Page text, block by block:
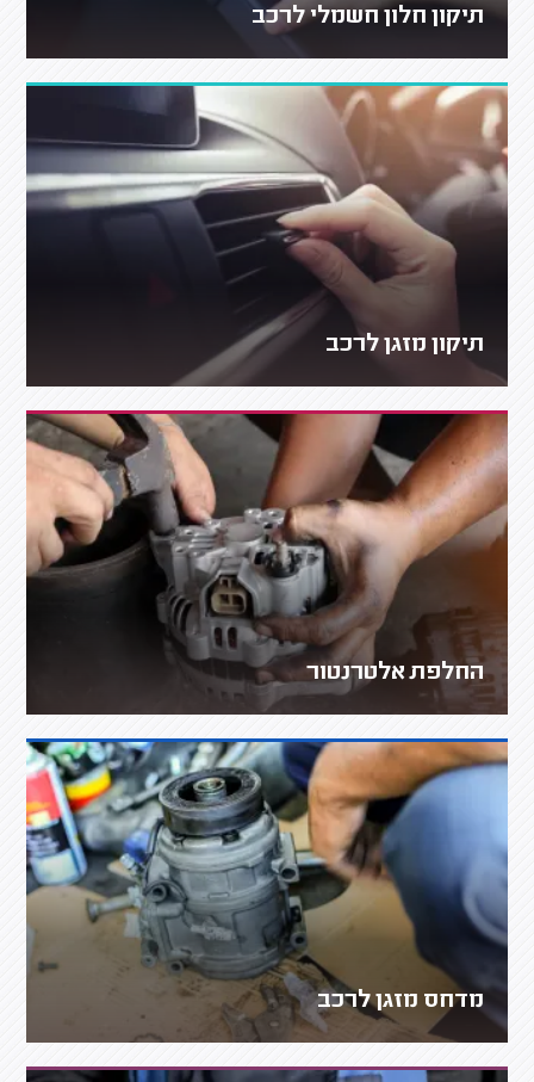
תיקון חלון חשמלי לרכב
תיקון מזגן לרכב
החלפת אלטרנטור
מדחס מזגן לרכב